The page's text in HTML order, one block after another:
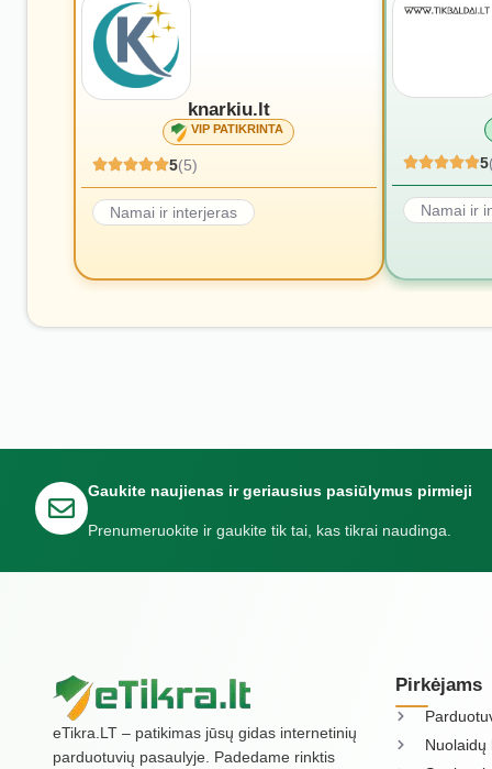
knarkiu.lt
VIP PATIKRINTA
5(5)
Namai ir interjeras
5
Namai ir
Gaukite naujienas ir geriausius pasiūlymus pirmieji
Prenumeruokite ir gaukite tik tai, kas tikrai naudinga.
eTikra.LT – patikimas jūsų gidas internetinių
parduotuvių pasaulyje. Padedame rinktis
Pirkėjams
Nuolaidų